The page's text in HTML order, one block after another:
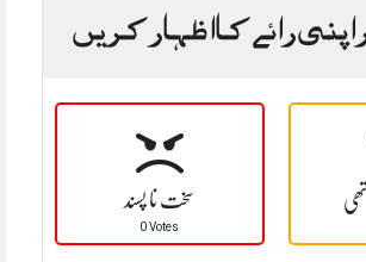
رائے کا اظہار کریں
سخت نا پسند
0 Votes